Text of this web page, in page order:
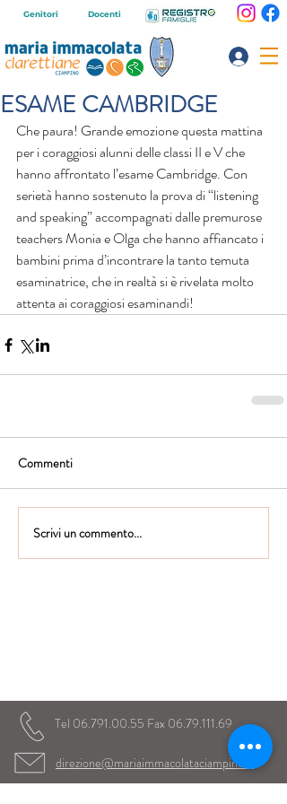
Genitori Docenti
ESAME CAMBRIDGE
Che paura! Grande emozione questa mattina
per i coraggiosi alunni delle classi II e V che
hanno affrontato l’esame Cambridge. Con
serietà hanno sostenuto la prova di “listening
and speaking” accompagnati dalle premurose
teachers Monia e Olga che hanno affiancato i
bambini prima d’incontrare la tanto temuta
esaminatrice, che in realtà si è rivelata molto
attenta ai coraggiosi esaminandi!
Commenti
Scrivi un commento...
Tel 06.791.00.55 Fax 06.79.111.69
direzione@mariaimmacolataciampino.it